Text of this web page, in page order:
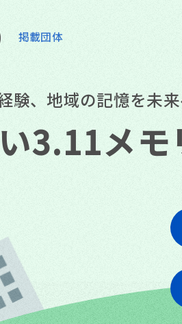
掲載団体
験、地域の記憶を未
3.11メモ